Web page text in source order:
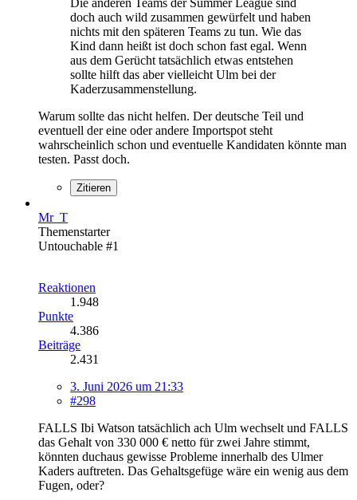
doch auch wild zusammen gewürfelt und haben
nichts mit den späteren Teams zu tun. Wie das
Kind dann heißt ist doch schon fast egal. Wenn
aus dem Gerücht tatsächlich etwas entstehen
sollte hilft das aber vielleicht Ulm bei der
Kaderzusammenstellung.
Warum sollte das nicht helfen. Der deutsche Teil und
eventuell der eine oder andere Importspot steht
wahrscheinlich schon und eventuelle Kandidaten könnte man
testen. Passt doch.
Zitieren
Mr_T
Themenstarter
Untouchable #1
Reaktionen
1.948
Punkte
4.386
Beiträge
2.431
3. Juni 2026 um 21:33
#298
FALLS Ibi Watson tatsächlich ach Ulm wechselt und FALLS
das Gehalt von 330 000 € netto für zwei Jahre stimmt,
könnten duchaus gewisse Probleme innerhalb des Ulmer
Kaders auftreten. Das Gehaltsgefüge wäre ein wenig aus dem
Fugen, oder?